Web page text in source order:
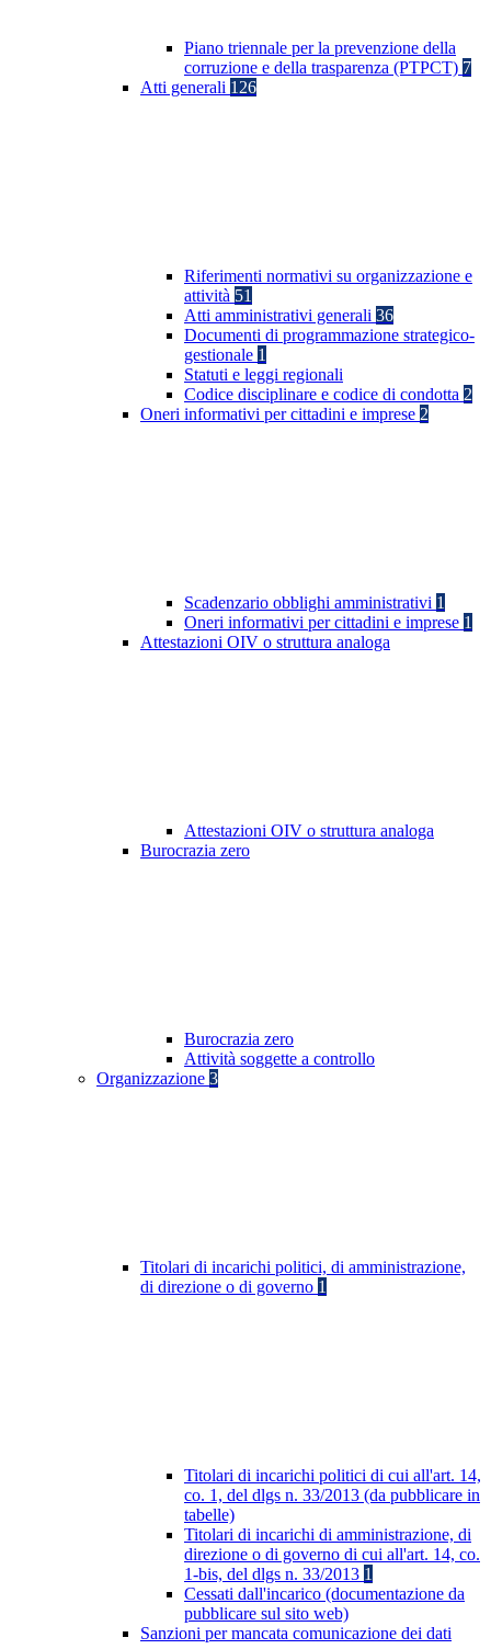
Piano triennale per la prevenzione della
corruzione e della trasparenza (PTPCT) 7
Atti generali 126
Riferimenti normativi su organizzazione e
attività 51
Atti amministrativi generali 36
Documenti di programmazione strategico-
gestionale 1
Statuti e leggi regionali
Codice disciplinare e codice di condotta 2
Oneri informativi per cittadini e imprese 2
Scadenzario obblighi amministrativi 1
Oneri informativi per cittadini e imprese 1
Attestazioni OIV o struttura analoga
Attestazioni OIV o struttura analoga
Burocrazia zero
Burocrazia zero
Attività soggette a controllo
Organizzazione 3
Titolari di incarichi politici, di amministrazione,
di direzione o di governo 1
Titolari di incarichi politici di cui all'art. 14,
co. 1, del dlgs n. 33/2013 (da pubblicare in
tabelle)
Titolari di incarichi di amministrazione, di
direzione o di governo di cui all'art. 14, co.
1-bis, del dlgs n. 33/2013 1
Cessati dall'incarico (documentazione da
pubblicare sul sito web)
Sanzioni per mancata comunicazione dei dati